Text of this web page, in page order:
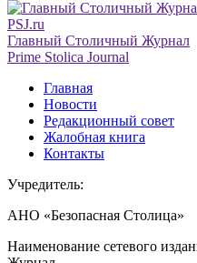
PSJ.ru
Главный Столичный Журнал
Prime Stolica Journal
Главная
Новости
Редакционный совет
Жалобная книга
Контакты
Учредитель:
АНО «Безопасная Столица»
Наименование сетевого